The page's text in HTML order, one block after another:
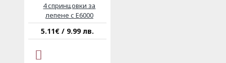
4 спринцовки за
лепене с E6000
5.11€ / 9.99 лв.